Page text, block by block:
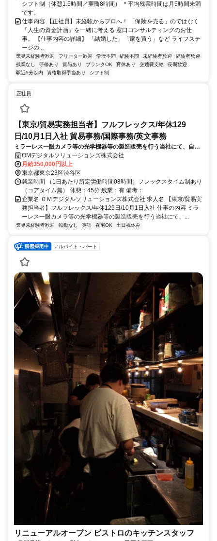
シフト制（休憩1.5時間／実働8時間） ＊平均残業時間は月5時間未満
です。
仕事内容 【正社員】未経験からプロへ！ 「保険を売る」のではなく
「人生の資金計画」を一緒に考える 窓口コンサルティングのお仕
事。 【仕事内容の詳細】 「結婚した」「家を買う」など ライフステ
ージの...
業界未経験者歓迎 フリーター歓迎 学歴不問 経験不問 未経験者歓迎
経験者歓迎
残業なし
研修あり 賞与あり ブランクOK 育休あり 交通費支給
長期歓迎
駅近5分以内
資格取得手当あり シフト制
正社員
【東京/貿易実務担当者】フルフレックス/年休129
日/10月1日入社 貿易事務/国際事務/英文事務
ミラーレス一眼カメラ等の光学機器等の製造販売を行う当社にて、自社
製品を、スムーズに世界へ届けるための貿易実務およびグローバルな在
庫管理をお任せします。
OMデジタルソリューションズ株式会社
月給350,000円以上
東京都東京23区渋谷区
就業時間 （1日あたり所定労働時間08時間）フレックスタイム制あり
（コアタイム無） 休憩：45分 残業：有 備考：
企業名 ＯＭデジタルソリューションズ株式会社 求人名 【東京/貿易実
務担当者】フルフレックス/年休129日/10月1日入社 仕事の内容 ミラ
ーレス一眼カメラ等の光学機器等の製造販売を行う当社にて、...
業界未経験者歓迎 転勤なし 英語 在宅OK 土日祝休み
アルバイト・パート
リニューアルオープン ビストロのキッチンスタッフ